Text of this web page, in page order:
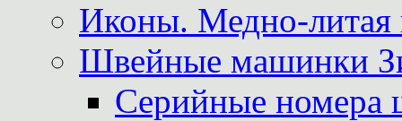
Иконы. Медно-литая
Швейные машинки
Серийные